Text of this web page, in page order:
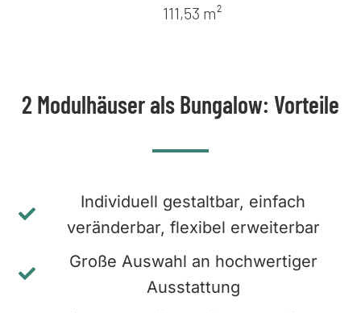
111,53 m²
2 Modulhäuser als Bungalow: Vorteile
Individuell gestaltbar, einfach
veränderbar, flexibel erweiterbar
Große Auswahl an hochwertiger
Ausstattung